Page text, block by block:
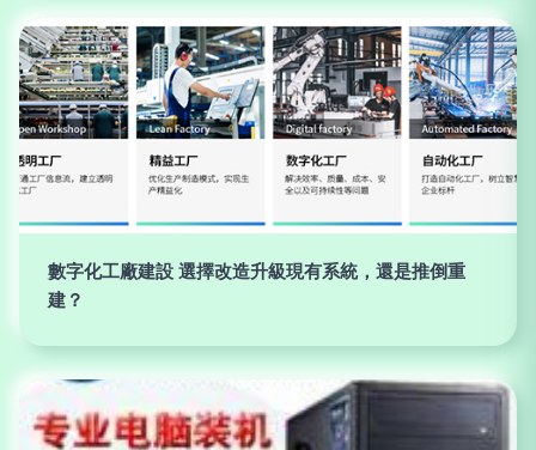
數字化工廠建設 選擇改造升級現有系統，還是推倒重
建？